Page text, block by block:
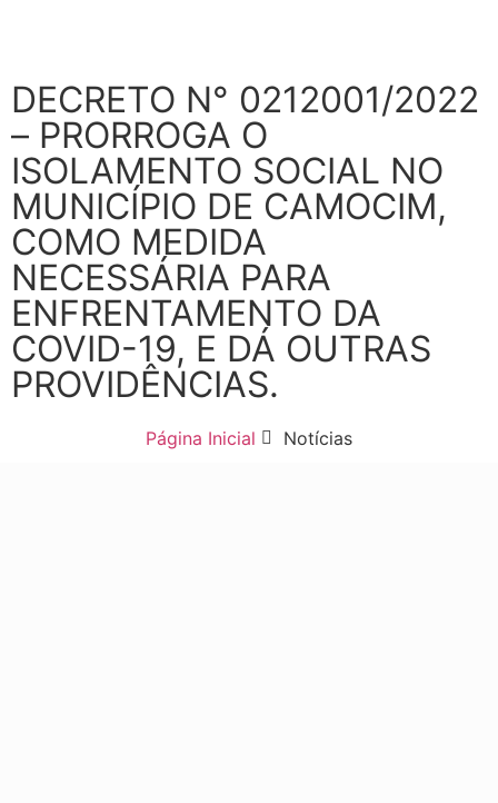
DECRETO N° 0212001/2022
– PRORROGA O
ISOLAMENTO SOCIAL NO
MUNICÍPIO DE CAMOCIM,
COMO MEDIDA
NECESSÁRIA PARA
ENFRENTAMENTO DA
COVID-19, E DÁ OUTRAS
PROVIDÊNCIAS.
Página Inicial Notícias